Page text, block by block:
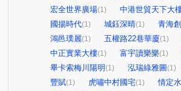
宏全世界廣場(1) 中港世貿天下大
國揚時代(1) 城鈺深晴(1) 青海
鴻邑璞麗(1) 五權路22巷華廈(1)
中正實業大樓(1) 富宇讀樂樂(1)
畢卡索梅川陽明 (1) 泓瑞綠雅圖 (1)
豐賦(1) 虎嘯中村國宅(1) 情定